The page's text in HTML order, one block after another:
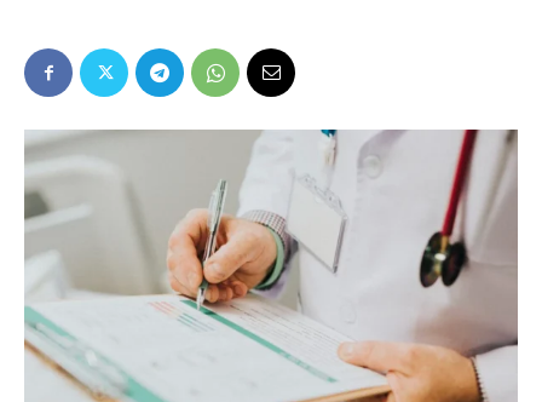
Popular
AL